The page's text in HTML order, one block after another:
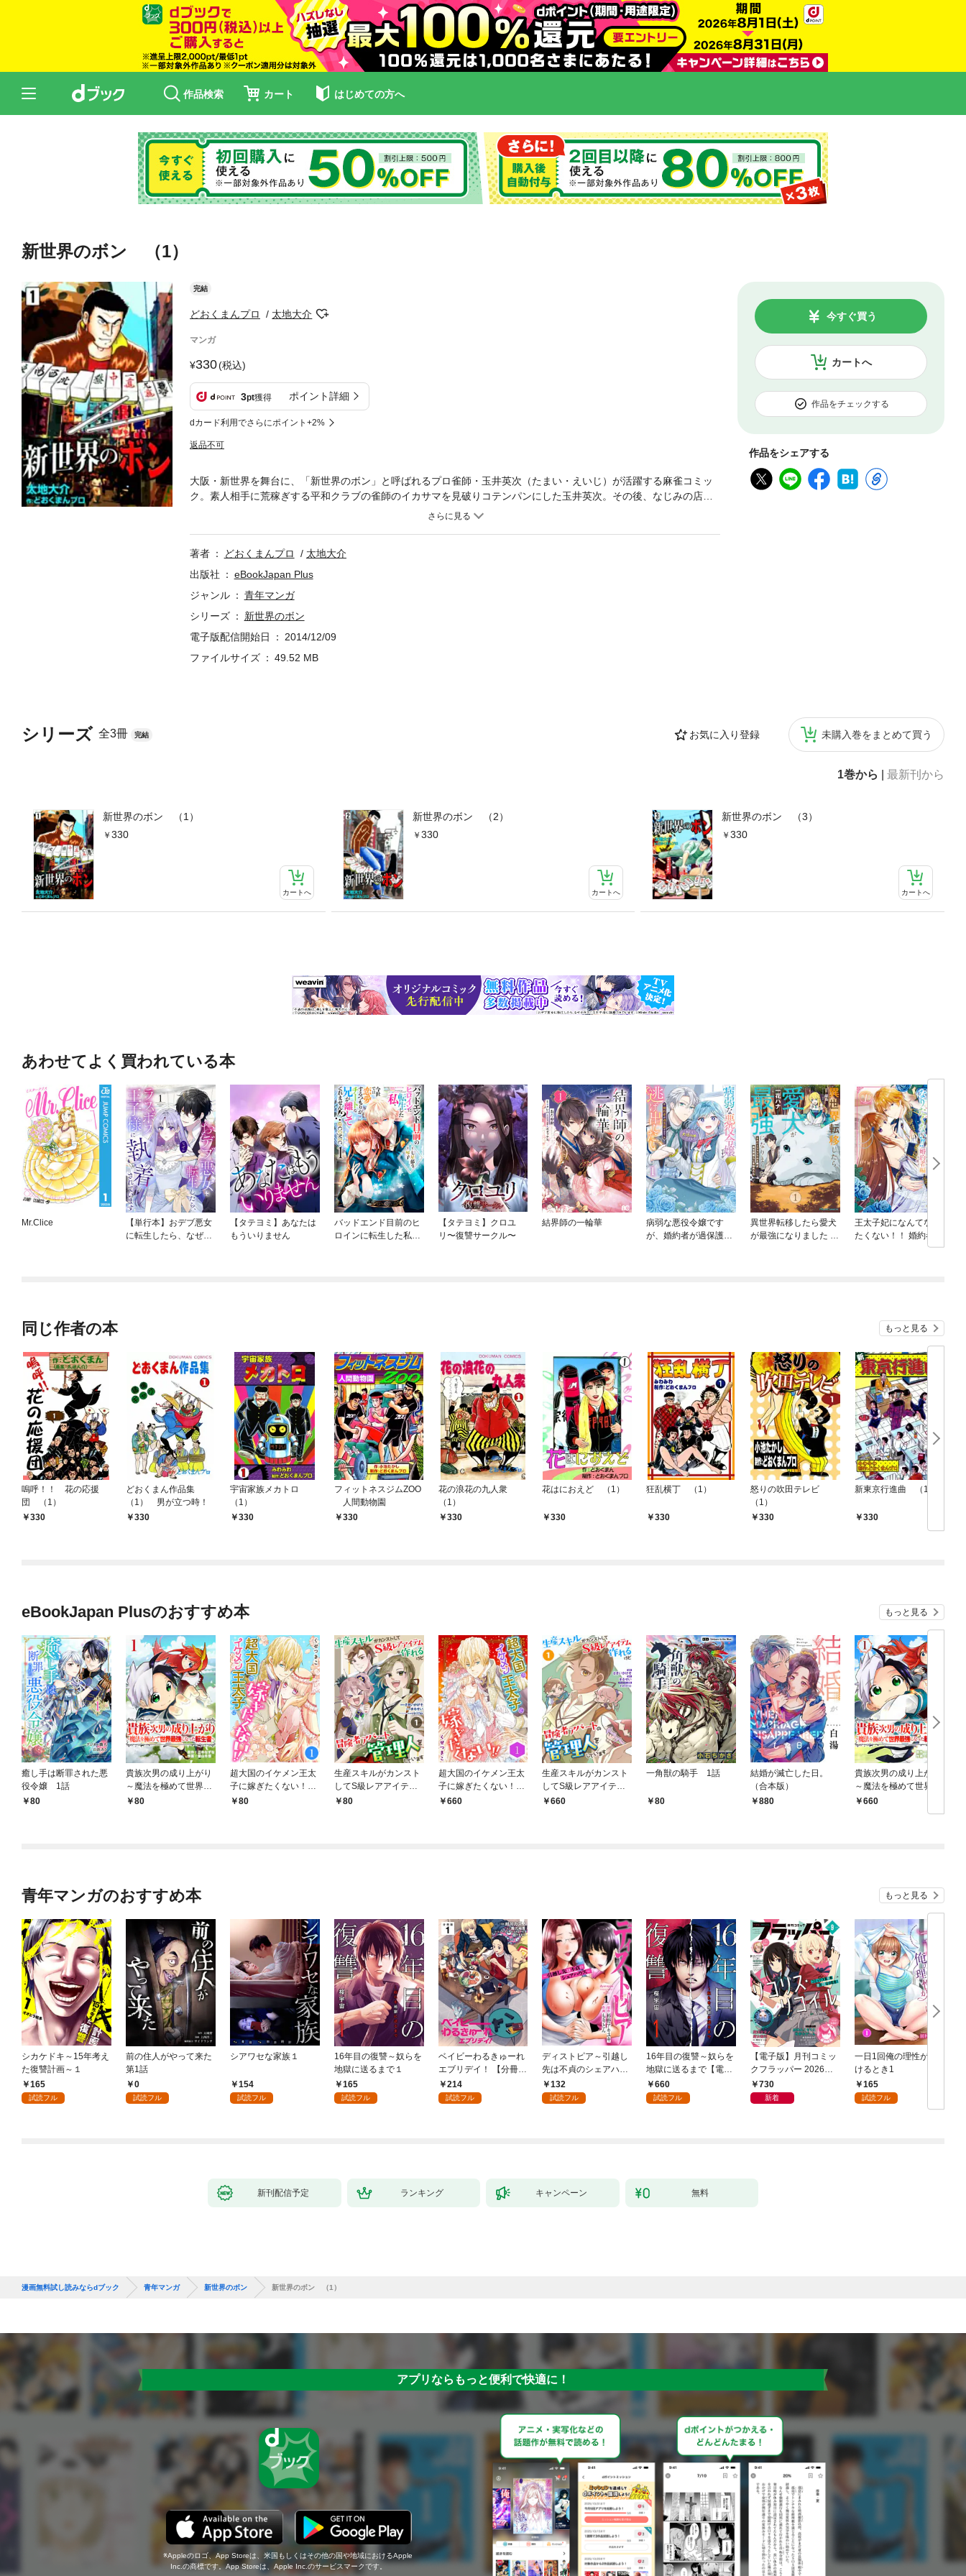
作品検索 カート はじめての方へ
新世界のボン （1）
完結
どおくまんプロ 太地大介
マンガ
330(税込)
3pt獲得 ポイント詳細
dカード利用でさらにポイント+2%
返品不可
カートへ
今すぐ買う
作品をチェックする
作品をシェアする
シリーズ 全3冊 完結 お気に入り登録 未購入巻をまとめて買う
1巻から 最新刊から
新世界のボン （1）
330
カートへ
新世界のボン （2）
330
カートへ
新世界のボン （3）
330
カートへ
大阪・新世界を舞台に、「新世界のボン」と呼ばれるプロ雀師・玉井英次（たまい・えいじ）が活躍する麻雀コミッ
ク。素人相手に荒稼ぎする平和クラブの雀師のイカサマを見破りコテンパンにした玉井英次。その後、なじみの店で
飲んでいた英次は、そこで知り合った刑務所帰りの大村秀（おおむら・ひで）と意気投合する。その翌日、平和クラ
著者 どおくまんプロ
太地大介
出版社
eBookJapan Plus
ジャンル
青年マンガ
シリーズ
新世界のボン
電子版配信開始日
2014/12/09
ファイルサイズ
49.52 MB
あわせてよく買われている本
Mr.Clice
【単行本】おデブ悪女
に転生したら、なぜか
【タテヨミ】あなたは
もういりません
バッドエンド目前のヒ
ロインに転生した私、
【タテヨミ】クロユ
リ〜復讐サークル〜
結界師の一輪華
病弱な悪役令嬢です
が、婚約者が過保護す
異世界転移したら愛犬
が最強になりました ～
王太子妃になんてなり
たくない！！ 婚約者編
同じ作者の本 もっと見る
嗚呼！！ 花の応援
団 （1）
330
どおくまん作品集
（1） 男が立つ時！
330
宇宙家族メカトロ
（1）
330
フィットネスジムZOO
人間動物園
330
花の浪花の九人衆
（1）
330
花はにおえど （1）
330
狂乱横丁 （1）
330
怒りの吹田テレビ
（1）
330
新東京行進曲 （1）
330
eBookJapan Plusのおすすめ本 もっと見る
癒し手は断罪された悪
役令嬢 1話
80
貴族次男の成り上がり
～魔法を極めて世界最
強になった転生者～
80
超大国のイケメン王太
子に嫁ぎたくない！！
1話
80
生産スキルがカンスト
してS級レアアイテム
も作れるけど冒険者ア
80
超大国のイケメン王太
子に嫁ぎたくない！！
（合本版） 1巻
660
生産スキルがカンスト
してS級レアアイテム
も作れるけど冒険者ア
660
一角獣の騎手 1話
80
結婚が滅亡した日。
（合本版）
880
貴族次男の成り上がり
～魔法を極めて世界最
強になった転生者～
660
青年マンガのおすすめ本 もっと見る
シカケドキ～15年考え
た復讐計画～１
165
試読フル
前の住人がやって来た
第1話
0
試読フル
シアワセな家族１
154
試読フル
16年目の復讐～奴らを
地獄に送るまで１
165
試読フル
ベイビーわるきゅーれ
エブリデイ！ 【分冊
版】 1
214
試読フル
ディストピア～引越し
先は不貞のシェアハウ
ス～１
132
試読フル
16年目の復讐～奴らを
地獄に送るまで【電子
単行本版】１
660
試読フル
【電子版】月刊コミッ
クフラッパー 2026年9
月号730
新着
一日1回俺の理性が負
けるとき1
165
試読フル
新刊配信予定 ランキング キャンペーン 無料
漫画無料試し読みならdブック 青年マンガ 新世界のボン 新世界のボン （1）
アプリならもっと便利で快適に！
Appleのロゴ、App Storeは、米国もしくはその他の国や地域におけるApple
Inc.の商標です。App Storeは、Apple Inc.のサービスマークです。